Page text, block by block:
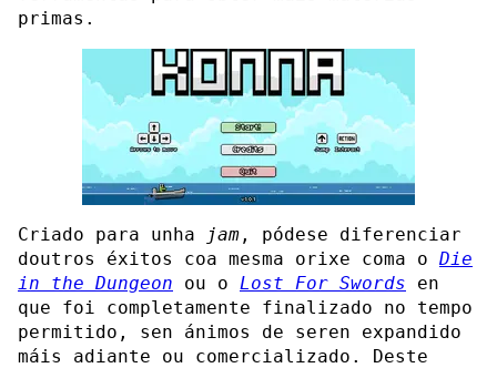
primas.
Criado para unha jam , pódese diferenciar
doutros éxitos coa mesma orixe coma o Die
in the Dungeon ou o Lost For Swords en
que foi completamente finalizado no tempo
permitido, sen ánimos de seren expandido
máis adiante ou comercializado. Deste